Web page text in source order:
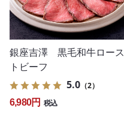
銀座吉澤 黒毛和牛ロース
トビーフ
5.0 （2）
6,980円 税込